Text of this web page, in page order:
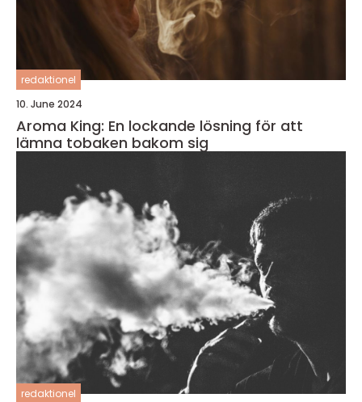
redaktionel
10. June 2024
Aroma King: En lockande lösning för att
lämna tobaken bakom sig
redaktionel